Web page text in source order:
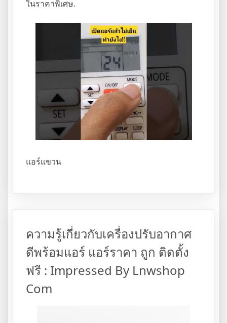
ในราคาพิเศษ.
แอร์แขวน
ความรู้เกี่ยวกับเครื่องปรับอากาศ
ดีพร้อมแอร์ แอร์ราคา ถูก ติดตั้ง
ฟรี : Impressed By Lnwshop
Com